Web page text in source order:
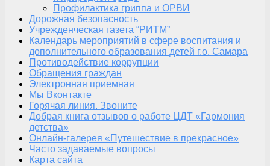
Профилактика гриппа и ОРВИ
Дорожная безопасность
Учрежденческая газета “РИТМ”
Календарь мероприятий в сфере воспитания и
дополнительного образования детей г.о. Самара
Противодействие коррупции
Обращения граждан
Электронная приемная
Мы Вконтакте
Горячая линия. Звоните
Добрая книга отзывов о работе ЦДТ «Гармония
детства»
Онлайн-галерея «Путешествие в прекрасное»
Часто задаваемые вопросы
Карта сайта